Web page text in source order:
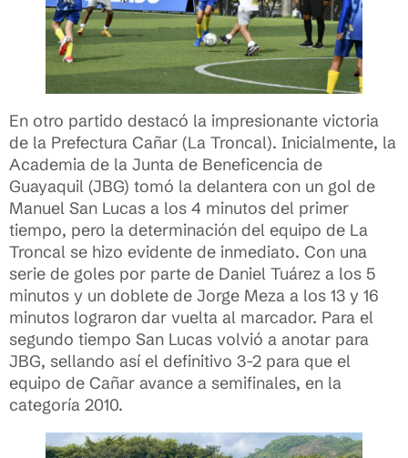
En otro partido destacó la impresionante victoria
de la Prefectura Cañar (La Troncal). Inicialmente, la
Academia de la Junta de Beneficencia de
Guayaquil (JBG) tomó la delantera con un gol de
Manuel San Lucas a los 4 minutos del primer
tiempo, pero la determinación del equipo de La
Troncal se hizo evidente de inmediato. Con una
serie de goles por parte de Daniel Tuárez a los 5
minutos y un doblete de Jorge Meza a los 13 y 16
minutos lograron dar vuelta al marcador. Para el
segundo tiempo San Lucas volvió a anotar para
JBG, sellando así el definitivo 3-2 para que el
equipo de Cañar avance a semifinales, en la
categoría 2010.